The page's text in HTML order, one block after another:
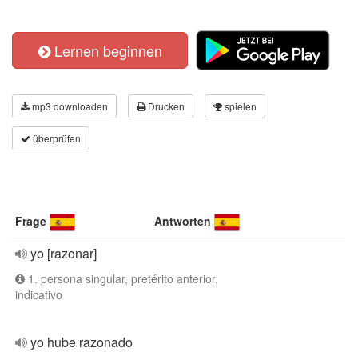
Lernen beginnen
mp3 downloaden Drucken spielen
überprüfen
Frage Antworten
yo [razonar]
1. persona singular, pretérito anterior,
indicativo
yo hube razonado